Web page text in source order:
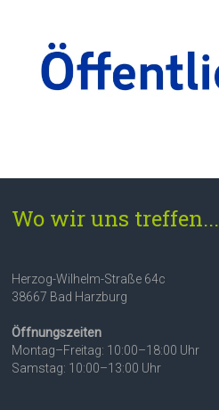
Wo wir uns treffen...
Herzog-Wilhelm-Straße 64c
38667 Bad Harzburg
Öffnungszeiten
Montag–Freitag: 10:00–18:00 Uhr
Samstag: 10:00–13:00 Uhr